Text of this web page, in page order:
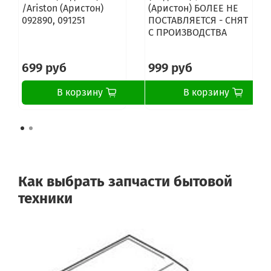
Gorenje EC7968E
Gorenje ECT680-ORA-E
Gorenje PRIVILEG97760
Gorenje 97760
Gorenje PRIVILEG97760
Gorenje 98760
Gorenje 26900
Gorenje ET68755BX
Gorenje ET68754BB
Gorenje ET68753AX
Gorenje ET67444BX
/Ariston (Аристон)
092890, 091251
699 руб
В корзину
(Аристон) БОЛЕЕ НЕ
ПОСТАВЛЯЕТСЯ - СНЯТ
С ПРОИЗВОДСТВА
999 руб
В корзину
Как выбрать запчасти бытовой
техники